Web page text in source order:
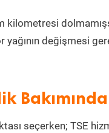
kilometresi
değişmesi
seçerken; TSE